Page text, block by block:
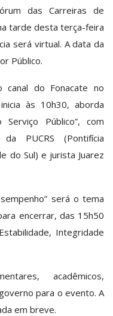
das Carreiras de
tarde desta terça-feira
será virtual. A data da
Público.
do Fonacate no
às 10h30, aborda
Público”, com
PUCRS (Pontifícia
do Sul) e jurista Juarez
será o tema
encerrar, das 15h50
Integridade
acadêmicos,
para o evento. A
em breve.